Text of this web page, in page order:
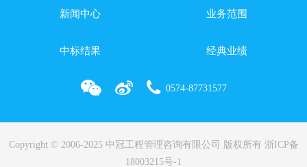
新闻中心 业务范围
中标结果 经典业绩
0574-87731577
Copyright © 2006-2025 中冠工程管理咨询有限公司 版权所有 浙ICP备
18003215号-1